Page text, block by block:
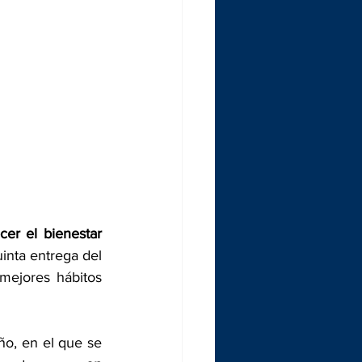
el bienestar
entrega del
hábitos
en el que se